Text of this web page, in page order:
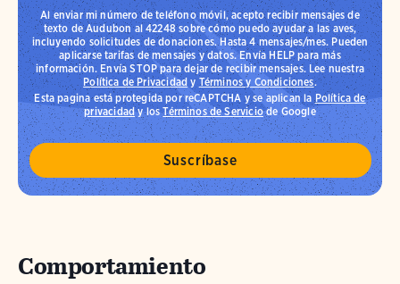
Al enviar mi número de teléfono móvil, acepto recibir mensajes de
texto de Audubon al 42248 sobre cómo puedo ayudar a las aves,
incluyendo solicitudes de donaciones. Hasta 4 mensajes/mes. Pueden
aplicarse tarifas de mensajes y datos. Envía HELP para más
información. Envía STOP para dejar de recibir mensajes. Lee nuestra
Política de Privacidad y Términos y Condiciones.
Esta pagina está protegida por reCAPTCHA y se aplican laPolítica de
privacidady losTérminos de Serviciode Google
Comportamiento